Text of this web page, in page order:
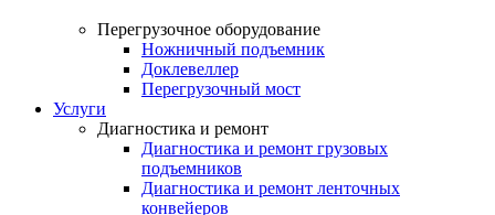
Перегрузочное оборудование
Ножничный подъемник
Доклевеллер
Перегрузочный мост
Услуги
Диагностика и ремонт
Диагностика и ремонт грузовых
подъемников
Диагностика и ремонт ленточных
конвейеров